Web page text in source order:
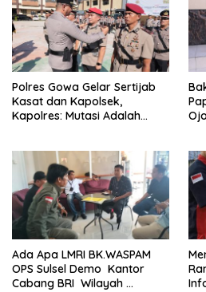
Polres Gowa Gelar Sertijab
Kasat dan Kapolsek,
Kapolres: Mutasi Adalah
Ada Apa LMRI BK.WASPAM
OPS Sulsel Demo Kantor
Cabang BRI Wilayah